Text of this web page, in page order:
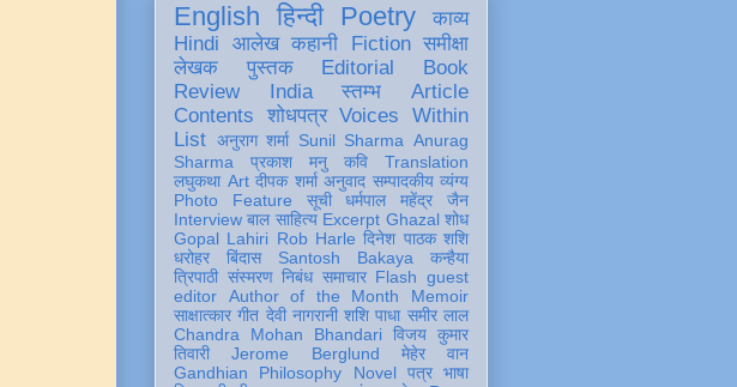
English हिन्दी Poetry
काव्य
Hindi
आलेख कहानी Fiction समीक्षा
लेखक
पुस्तक Editorial
Book
Review
India स्तम्भ
Article
Contents
शोधपत्र Voices Within
List अनुराग शर्मा Sunil Sharma Anurag
Sharma
प्रकाश मनु कवि
Translation
लघुकथा Art दीपक शर्मा अनुवाद सम्पादकीय व्यंग्य
Photo Feature
सूची
धर्मपाल महेंद्र जैन
Interview बाल साहित्य Excerpt Ghazal शोध
Gopal Lahiri Rob Harle दिनेश पाठक शशि
धरोहर
बिंदास Santosh Bakaya
कन्हैया
त्रिपाठी संस्मरण निबंध समाचार Flash guest
editor
Author of the Month
Memoir
साक्षात्कार गीत देवी नागरानी शशि पाधा समीर लाल
Chandra Mohan Bhandari विजय कुमार
तिवारी
Jerome Berglund
मेहेर वान
Gandhian Philosophy
Novel पत्र भाषा